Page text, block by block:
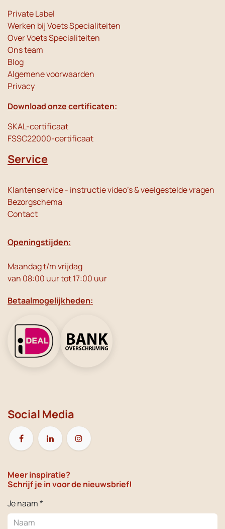
Private Label
Werken bij Voets Specialiteiten
Over Voets Specialiteiten
Ons team
Blog
Algemene voorwaarden
Privacy
Download onze certificaten:
SKAL-certificaat
FSSC22000-certificaat
Service
Klantenservice - instructie video's & veelgestelde vragen
Bezorgschema
Contact
Openingstijden:
Maandag t/m vrijdag
van 08:00 uur tot 17:00 uur
Betaalmogelijkheden:
Social Media
Meer inspiratie?
Schrijf je in voor de nieuwsbrief!
Je naam *